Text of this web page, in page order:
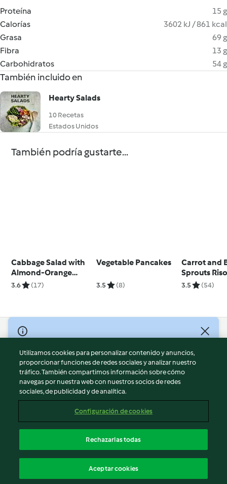
Proteína
15 g
Calorías
3602 kJ / 861 kcal
Grasa
69 g
Fibra
13 g
Carbohidratos
54 g
También incluido en
Hearty Salads
10 Recetas
Estados Unidos
También podría gustarte...
Cabbage Salad with
Almond-Orange
Vinaigrette
3.6 (17)
Vegetable Pancakes
3.5 (8)
Carrot and
Sprouts
3.5 (54)
© Copyright 2026
Términos de uso
Política de privacidad
Aviso legal
Información legal
Reportar contenido
Declaración de accesibilidad
Utilizamos cookies para personalizar contenido y anuncios,
proporcionar funciones de redes sociales y analizar nuestro
tráfico. También compartimos información sobre cómo
navegas por nuestra web con nuestros socios de redes
sociales, de publicidad y de analítica.
Configuración de cookies
Rechazarlas todas
Aceptar cookies